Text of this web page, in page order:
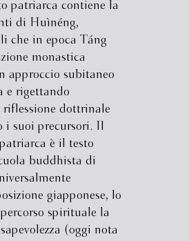
patriarca contiene la
di Huìnéng,
che in epoca Táng
monastica
approccio subitaneo
e rigettando
riflessione dottrinale
i suoi precursori. Il
è il testo
buddhista di
giapponese, lo
spirituale la
(oggi nota